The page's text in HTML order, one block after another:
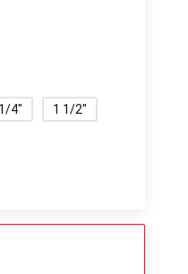
4" 1 1/2"